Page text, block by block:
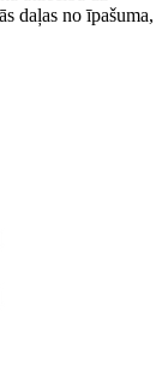
daļas no īpašuma,